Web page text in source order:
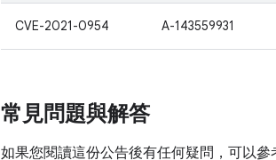
CVE-2021-0954 A-143559931
常見問題與解答
如果您閱讀這份公告後有任何疑問，可以參